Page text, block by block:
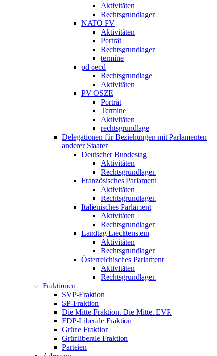
Aktivitäten
Rechtsgrundlagen
NATO PV
Aktivitäten
Porträt
Rechtsgrundlagen
termine
pd oecd
Rechtsgrundlage
Aktivitäten
PV OSZE
Porträt
Termine
Aktivitäten
rechtsgrundlage
Delegationen für Beziehungen mit Parlamenten
anderer Staaten
Deutscher Bundestag
Aktivitäten
Rechtsgrundlagen
Französisches Parlament
Aktivitäten
Rechtsgrundlagen
Italienisches Parlament
Aktivitäten
Rechtsgrundlagen
Landtag Liechtenstein
Aktivitäten
Rechtsgrundlagen
Österreichisches Parlament
Aktivitäten
Rechtsgrundlagen
Fraktionen
SVP-Fraktion
SP-Fraktion
Die Mitte-Fraktion. Die Mitte. EVP.
FDP-Liberale Fraktion
Grüne Fraktion
Grünliberale Fraktion
Parteien